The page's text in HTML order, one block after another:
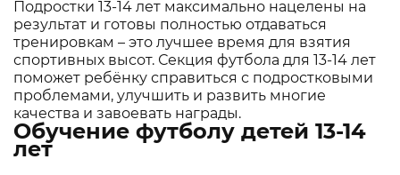
Подростки 13-14 лет максимально нацелены на
результат и готовы полностью отдаваться
тренировкам – это лучшее время для взятия
спортивных высот. Секция футбола для 13-14 лет
поможет ребёнку справиться с подростковыми
проблемами, улучшить и развить многие
качества и завоевать награды.
Обучение футболу детей 13-14
лет